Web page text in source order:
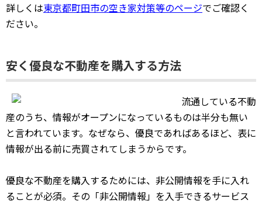
詳しくは東京都町田市の空き家対策等のページでご確認く
ださい。
安く優良な不動産を購入する方法
流通している不動
産のうち、情報がオープンになっているものは半分も無い
と言われています。なぜなら、優良であればあるほど、表に
情報が出る前に売買されてしまうからです。
優良な不動産を購入するためには、非公開情報を手に入れ
ることが必須。その「非公開情報」を入手できるサービス